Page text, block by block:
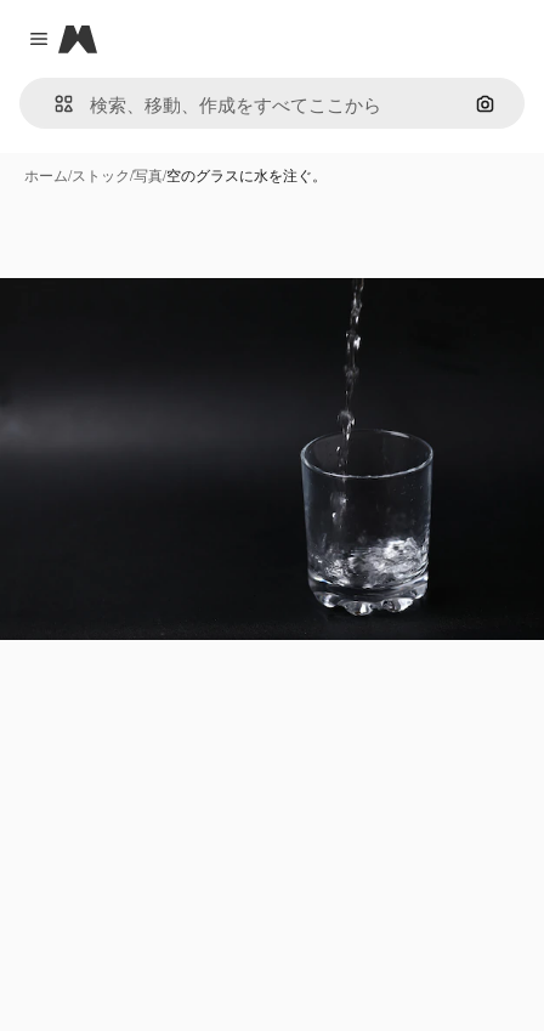
Close menu
Magnific
画像で
ホーム/ストック/写真/空のグラスに水を注ぐ。